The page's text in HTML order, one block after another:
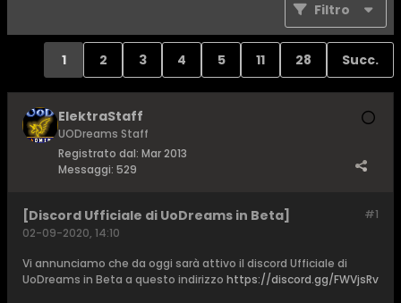
Filtro
1 2 3 4 5 11 28 Succ.
ElektraStaff
UODreams Staff
Registrato dal: Mar 2013
Messaggi: 529
#1
[Discord Ufficiale di UoDreams in Beta]
02-09-2020, 14:10
Vi annunciamo che da oggi sarà attivo il discord Ufficiale di
UoDreams in Beta a questo indirizzo https://discord.gg/FWVjsRv